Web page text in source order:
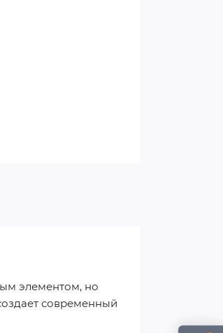
элементом, но
современный